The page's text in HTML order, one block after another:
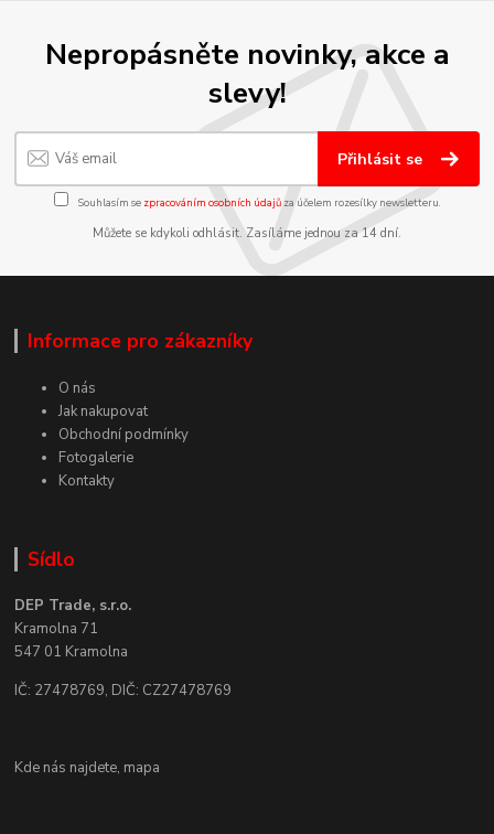
Nepropásněte novinky, akce a
slevy!
Přihlásit se
Souhlasím se zpracováním osobních údajůza účelem rozesílky newsletteru.
Můžete se kdykoli odhlásit. Zasíláme jednou za 14 dní.
Informace pro zákazníky
O nás
Jak nakupovat
Obchodní podmínky
Fotogalerie
Kontakty
Sídlo
DEP Trade, s.r.o.
Kramolna 71
547 01 Kramolna
IČ: 27478769, DIČ: CZ27478769
Kde nás najdete, mapa